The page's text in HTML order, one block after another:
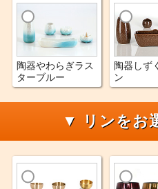
陶器やわらぎラス
ターブルー
陶器しず
ン
▼ リンをお